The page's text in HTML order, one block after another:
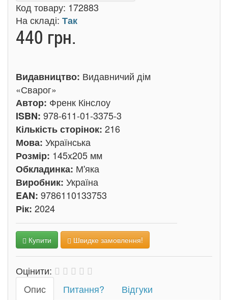
Код товару: 172883
На складі: Так
440 грн.
Видавництво: Видавничий дім
«Сварог»
Автор: Френк Кінслоу
ISBN: 978-611-01-3375-3
Кількість сторінок: 216
Мова: Українська
Розмір: 145x205 мм
Обкладинка: М'яка
Виробник: Україна
EAN: 9786110133753
Рік: 2024
Купити Швидке замовлення!
Оцінити:
Oпис
Питання?
Відгуки